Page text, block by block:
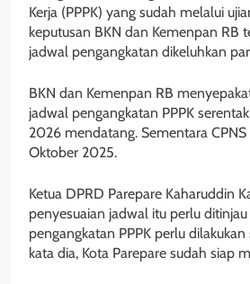
Kerja (PPPK) yang sudah melalui
keputusan BKN dan Kemenpan RB
jadwal pengangkatan dikeluhkan
BKN dan Kemenpan RB
jadwal pengangkatan PPPK
2026 mendatang. Sementara CPNS
Oktober 2025.
Ketua DPRD Parepare Kaharuddin
penyesuaian jadwal itu perlu
pengangkatan PPPK perlu
kata dia, Kota Parepare sudah siap